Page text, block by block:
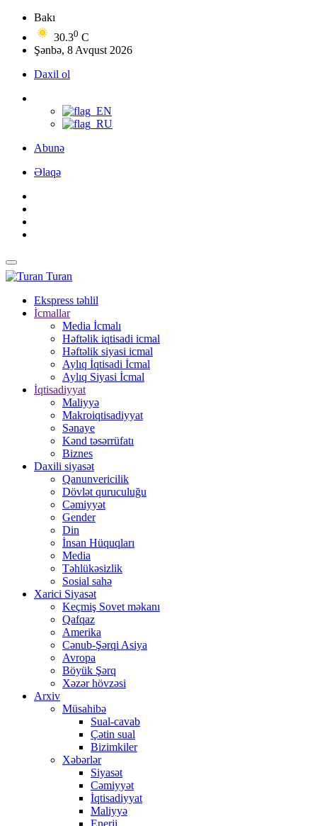
Bakı
30.30 C
Şənbə, 8 Avqust 2026
Daxil ol
Abunə
Əlaqə
Turan
Ekspress təhlil
İcmallar
Media İcmalı
Həftəlik iqtisadi icmal
Həftəlik siyasi icmal
Aylıq İqtisadi İcmal
Aylıq Siyasi İcmal
İqtisadiyyat
Maliyyə
Makroiqtisadiyyat
Sənaye
Kənd təsərrüfatı
Biznes
Daxili siyasət
Qanunvericilik
Dövlət quruculuğu
Cəmiyyət
Gender
Din
İnsan Hüquqları
Media
Təhlükəsizlik
Sosial sahə
Xarici Siyasət
Keçmiş Sovet məkanı
Qafqaz
Amerika
Cənub-Şərqi Asiya
Avropa
Böyük Şərq
Xəzər hövzəsi
Arxiv
Müsahibə
Sual-cavab
Çətin sual
Bizimkiler
Xəbərlər
Siyasət
Cəmiyyət
İqtisadiyyat
Maliyyə
Enerji